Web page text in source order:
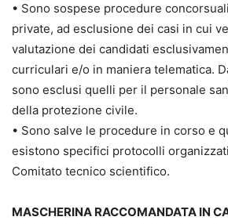
• Sono sospese procedure
private, ad esclusione dei casi in cui
valutazione dei candidati
curriculari e/o in maniera telematica.
sono esclusi quelli per il personale
della protezione civile.
• Sono salve le procedure in corso e
esistono specifici protocolli
Comitato tecnico scientifico.
MASCHERINA RACCOMANDATA IN